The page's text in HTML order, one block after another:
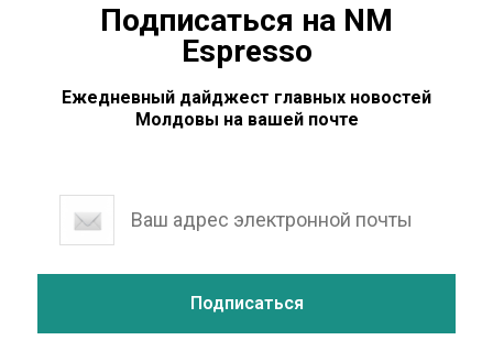
Подписаться на NM
Espresso
Ежедневный дайджест главных новостей
Молдовы на вашей почте